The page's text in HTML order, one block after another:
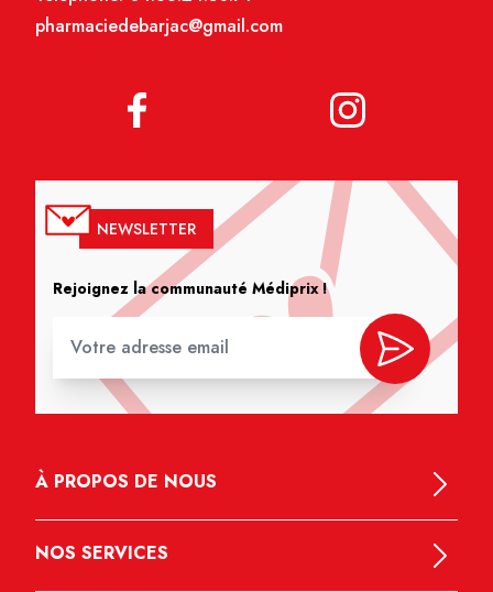
pharmaciedebarjac@gmail.com
NEWSLETTER
Rejoignez la communauté Médiprix !
À PROPOS DE NOUS
NOS SERVICES